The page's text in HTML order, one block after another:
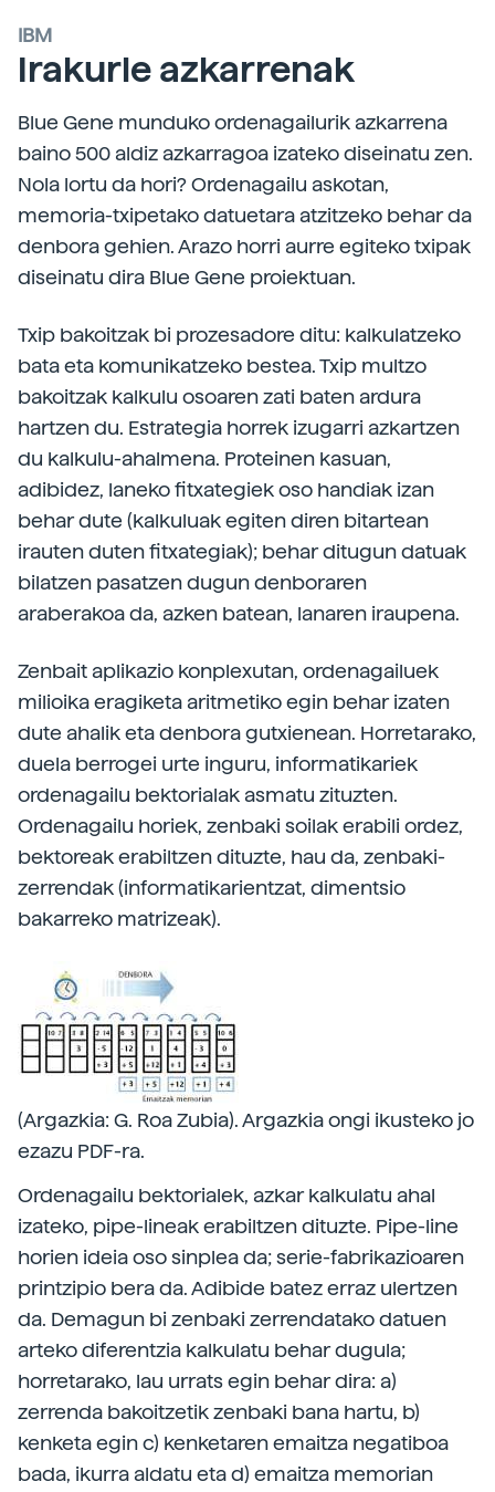
IBM
Irakurle azkarrenak
Blue Gene munduko ordenagailurik azkarrena
baino 500 aldiz azkarragoa izateko diseinatu zen.
Nola lortu da hori? Ordenagailu askotan,
memoria-txipetako datuetara atzitzeko behar da
denbora gehien. Arazo horri aurre egiteko txipak
diseinatu dira Blue Gene proiektuan.
Txip bakoitzak bi prozesadore ditu: kalkulatzeko
bata eta komunikatzeko bestea. Txip multzo
bakoitzak kalkulu osoaren zati baten ardura
hartzen du. Estrategia horrek izugarri azkartzen
du kalkulu-ahalmena. Proteinen kasuan,
adibidez, laneko fitxategiek oso handiak izan
behar dute (kalkuluak egiten diren bitartean
irauten duten fitxategiak); behar ditugun datuak
bilatzen pasatzen dugun denboraren
araberakoa da, azken batean, lanaren iraupena.
Zenbait aplikazio konplexutan, ordenagailuek
milioika eragiketa aritmetiko egin behar izaten
dute ahalik eta denbora gutxienean. Horretarako,
duela berrogei urte inguru, informatikariek
ordenagailu bektorialak asmatu zituzten.
Ordenagailu horiek, zenbaki soilak erabili ordez,
bektoreak erabiltzen dituzte, hau da, zenbaki-
zerrendak (informatikarientzat, dimentsio
bakarreko matrizeak).
(Argazkia: G. Roa Zubia). Argazkia ongi ikusteko jo
ezazu PDF-ra.
Ordenagailu bektorialek, azkar kalkulatu ahal
izateko, pipe-lineak erabiltzen dituzte. Pipe-line
horien ideia oso sinplea da; serie-fabrikazioaren
printzipio bera da. Adibide batez erraz ulertzen
da. Demagun bi zenbaki zerrendatako datuen
arteko diferentzia kalkulatu behar dugula;
horretarako, lau urrats egin behar dira: a)
zerrenda bakoitzetik zenbaki bana hartu, b)
kenketa egin c) kenketaren emaitza negatiboa
bada, ikurra aldatu eta d) emaitza memorian